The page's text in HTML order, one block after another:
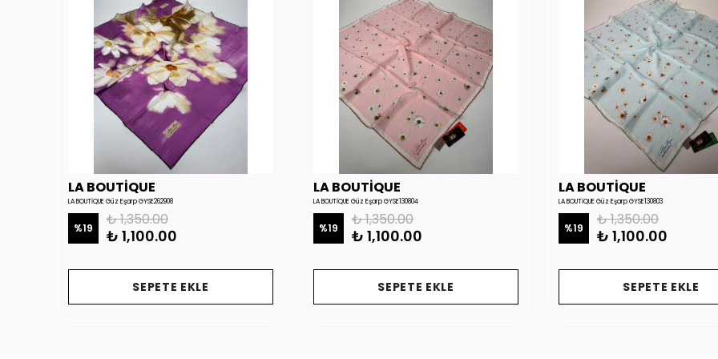
LA BOUTİQUE
LA BOUTİQUE Güz Eşarp GYSE262908
%19 ₺ 1,350.00
₺ 1,100.00
SEPETE EKLE
LA BOUTİQUE
LA BOUTİQUE Güz Eşarp GYSE130804
%19 ₺ 1,350.00
₺ 1,100.00
SEPETE EKLE
LA BOUTİQUE
LA BOUTİQUE Güz Eşarp GYSE130803
%19 ₺ 1,350.00
₺ 1,100.00
SEPETE EKLE